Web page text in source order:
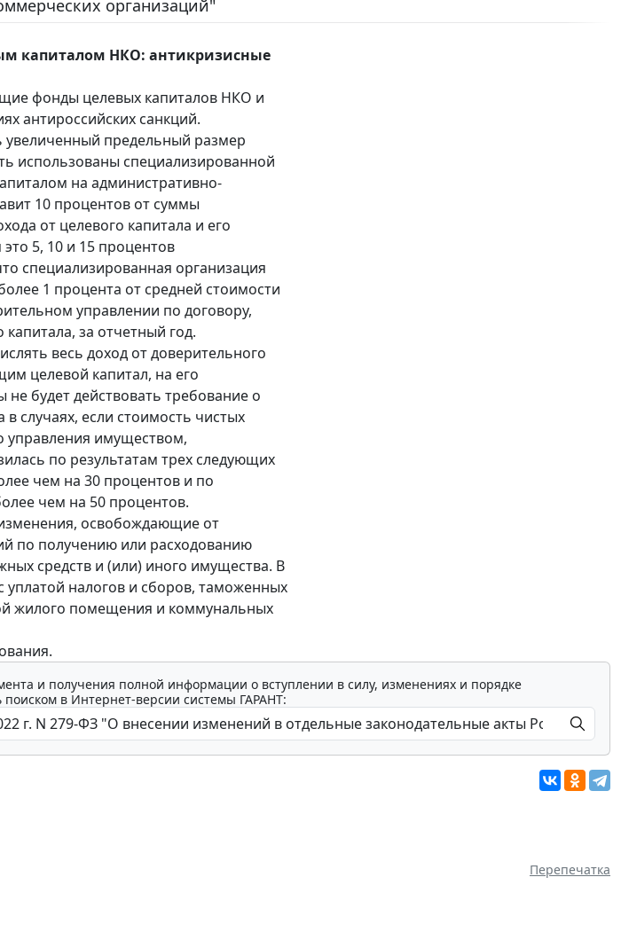
организаций"
капиталом НКО: антикризисные
фонды целевых капиталов НКО и
антироссийских санкций.
увеличенный предельный размер
использованы специализированной
на административно-
10 процентов от суммы
от целевого капитала и его
5, 10 и 15 процентов
специализированная организация
1 процента от средней стоимости
управлении по договору,
за отчетный год.
весь доход от доверительного
целевой капитал, на его
будет действовать требование о
случаях, если стоимость чистых
управления имуществом,
по результатам трех следующих
чем на 30 процентов и по
чем на 50 процентов.
освобождающие от
по получению или расходованию
средств и (или) иного имущества. В
уплатой налогов и сборов, таможенных
жилого помещения и коммунальных
и получения полной информации о вступлении в силу, изменениях и порядке
в Интернет-версии системы ГАРАНТ:
Перепечатка